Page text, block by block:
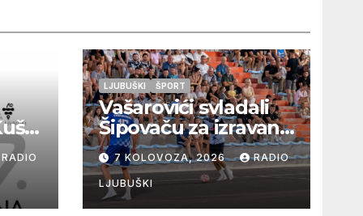
i
RADIO
LJUBUŠKI ŠPORT
Vašarovići svladali
Šipovaču za izravan
plasman u
četvrtfinale, Grab
izborio prolazak
dalje, Klobuk ispao,
7 KOLOVOZA, 2026 RADIO
LJUBUŠKI